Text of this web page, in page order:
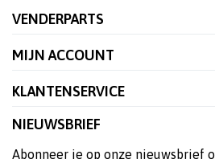
VENDERPARTS
MIJN ACCOUNT
KLANTENSERVICE
NIEUWSBRIEF
Abonneer je op onze nieuwsbrief